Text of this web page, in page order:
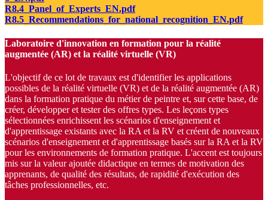
R8.4_Panel_of_Experts_EN.pdf
R8.5_Recommendations_for_national_recognition_EN.pdf
Laboratoire d'innovation en formation pour la réalité
augmentée (AR) et la réalité virtuelle (VR)
L'objectif de ce lot de travaux est d'identifier les applications
possibles de la réalité virtuelle (VR) et de la réalité augmentée (AR)
dans la formation pratique du métier de peintre et, sur cette base, de
créer, développer et tester des offres types. Les leçons types
sélectionnées enrichissent les scénarios d'enseignement et
d'apprentissage existants avec la RA et la RV et créent de nouveaux
scénarios d'enseignement et d'apprentissage basés sur la RA et la RV
pour les environnements de formation pratique. L'accent est toujours
mis sur la valeur ajoutée didactique en termes de motivation des
apprenants, de qualité des résultats, de rapidité d'exécution des
tâches professionnelles, etc.